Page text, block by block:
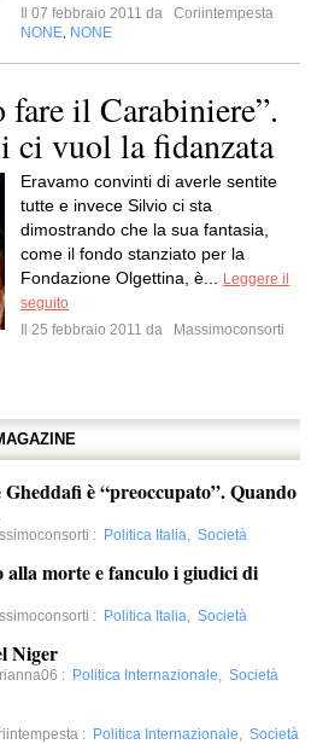
Il 07 febbraio 2011 da
Coriintempesta
NONE NONE
il Carabiniere”.
ci vuol la fidanzata
Eravamo convinti di averle sentite
tutte e invece Silvio ci sta
dimostrando che la sua fantasia,
come il fondo stanziato per la
Fondazione Olgettina, è...
Leggere il
seguito
Il 25 febbraio 2011 da
Massimoconsorti
è “preoccupato”. Quando
: Politica Italia, Società
alla morte e fanculo i giudici di
: Politica Italia, Società
Niger
: Politica Internazionale, Società
: Politica Internazionale, Società